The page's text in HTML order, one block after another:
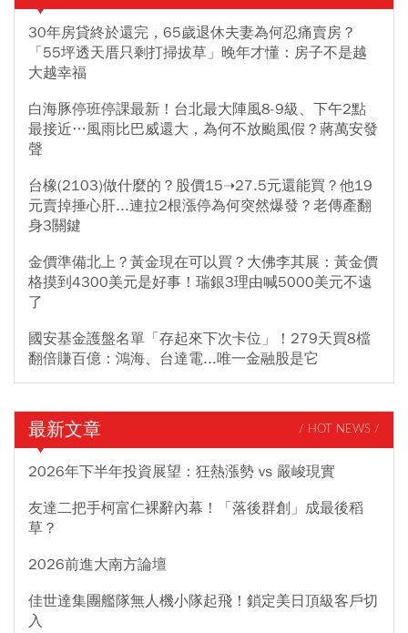
30年房貸終於還完，65歲退休夫妻為何忍痛賣房？
「55坪透天厝只剩打掃拔草」晚年才懂：房子不是越
大越幸福
白海豚停班停課最新！台北最大陣風8-9級、下午2點
最接近…風雨比巴威還大，為何不放颱風假？蔣萬安發
聲
台橡(2103)做什麼的？股價15➝27.5元還能買？他19
元賣掉捶心肝...連拉2根漲停為何突然爆發？老傳產翻
身3關鍵
金價準備北上？黃金現在可以買？大佛李其展：黃金價
格摸到4300美元是好事！瑞銀3理由喊5000美元不遠
了
國安基金護盤名單「存起來下次卡位」！279天買8檔
翻倍賺百億：鴻海、台達電...唯一金融股是它
最新文章 / HOT NEWS /
2026年下半年投資展望：狂熱漲勢 vs 嚴峻現實
友達二把手柯富仁裸辭內幕！「落後群創」成最後稻
草？
2026前進大南方論壇
佳世達集團艦隊無人機小隊起飛！鎖定美日頂級客戶切
入